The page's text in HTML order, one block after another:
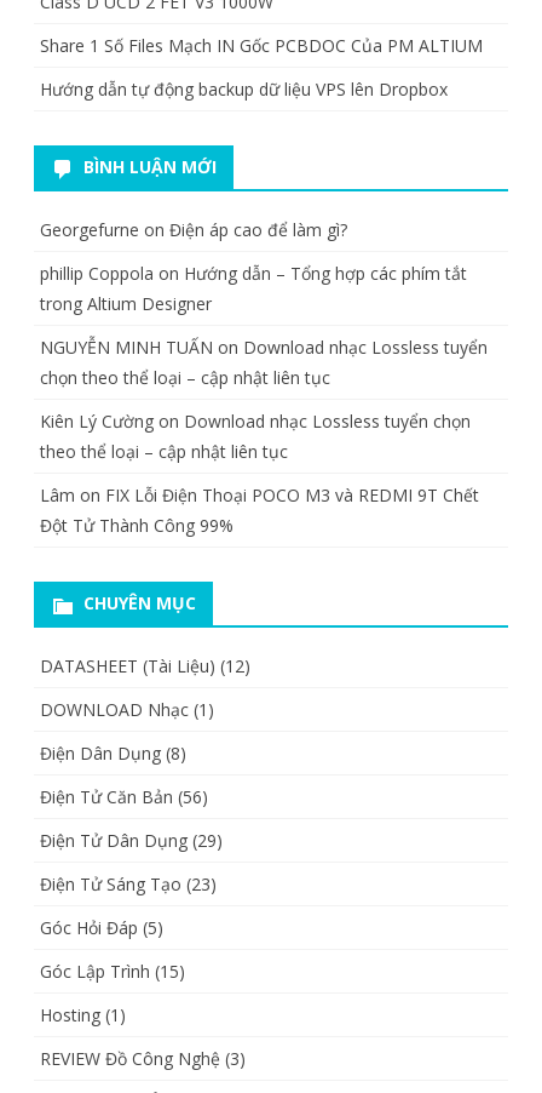
Share 1 Số Files Mạch IN Gốc PCBDOC Của PM ALTIUM
Hướng dẫn tự động backup dữ liệu VPS lên Dropbox
BÌNH LUẬN MỚI
Georgefurne on Điện áp cao để làm gì?
phillip Coppola on Hướng dẫn – Tổng hợp các phím tắt
trong Altium Designer
NGUYỄN MINH TUẤN on Download nhạc Lossless tuyển
chọn theo thể loại – cập nhật liên tục
Kiên Lý Cường on Download nhạc Lossless tuyển chọn
theo thể loại – cập nhật liên tục
Lâm on FIX Lỗi Điện Thoại POCO M3 và REDMI 9T Chết
Đột Tử Thành Công 99%
CHUYÊN MỤC
DATASHEET (Tài Liệu) (12)
DOWNLOAD Nhạc (1)
Điện Dân Dụng (8)
Điện Tử Căn Bản (56)
Điện Tử Dân Dụng (29)
Điện Tử Sáng Tạo (23)
Góc Hỏi Đáp (5)
Góc Lập Trình (15)
Hosting (1)
REVIEW Đồ Công Nghệ (3)